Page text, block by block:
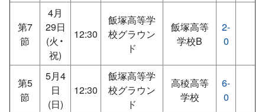
第7
節
4月
29日
(火・
祝)
12:30
飯塚高等学
校グラウン
ド
飯塚高等
学校B
2-
0
第5
節
5月4
日
(日)
12:30
飯塚高等学
校グラウン
ド
高稜高等
学校
6-
0